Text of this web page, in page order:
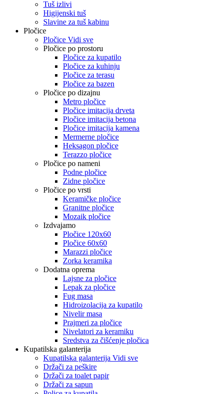
Tuš izlivi
Higijenski tuš
Slavine za tuš kabinu
Pločice
Pločice Vidi sve
Pločice po prostoru
Pločice za kupatilo
Pločice za kuhinju
Pločice za terasu
Pločice za bazen
Pločice po dizajnu
Metro pločice
Pločice imitacija drveta
Pločice imitacija betona
Pločice imitacija kamena
Mermerne pločice
Heksagon pločice
Terazzo pločice
Pločice po nameni
Podne pločice
Zidne pločice
Pločice po vrsti
Keramičke pločice
Granitne pločice
Mozaik pločice
Izdvajamo
Pločice 120x60
Pločice 60x60
Marazzi pločice
Zorka keramika
Dodatna oprema
Lajsne za pločice
Lepak za pločice
Fug masa
Hidroizolacija za kupatilo
Nivelir masa
Prajmeri za pločice
Nivelatori za keramiku
Sredstva za čišćenje pločica
Kupatilska galanterija
Kupatilska galanterija Vidi sve
Držači za peškire
Držači za toalet papir
Držači za sapun